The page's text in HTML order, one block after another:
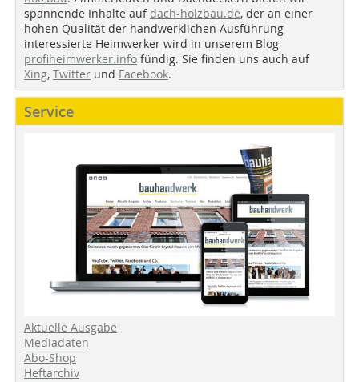
spannende Inhalte auf dach-holzbau.de, der an einer
hohen Qualität der handwerklichen Ausführung
interessierte Heimwerker wird in unserem Blog
profiheimwerker.info fündig. Sie finden uns auch auf
Xing, Twitter und Facebook.
Service
Aktuelle Ausgabe
Mediadaten
Abo-Shop
Heftarchiv